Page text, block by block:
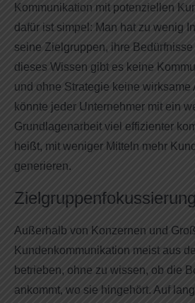
Kommunikation mit potenziellen
dafür ist simpel: Man hat zu wenig
seine Zielgruppen, ihre
dieses Wissen gibt es keine
und ohne Strategie keine wirksame
könnte jeder Unternehmer mit ein
Grundlagenarbeit viel effizienter
heißt, mit weniger Mitteln mehr
generieren.
Zielgruppenfokussierung
Außerhalb von Konzernen und
Kundenkommunikation meist aus
betrieben, ohne zu wissen, ob die
ankommt, wo sie hingehört. Auf